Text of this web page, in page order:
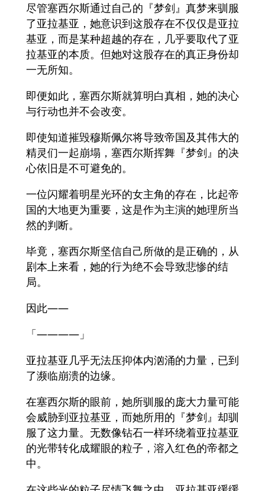
尽管塞西尔斯通过自己的『梦剑』真梦来驯服
了亚拉基亚，她意识到这股存在不仅仅是亚拉
基亚，而是某种超越的存在，几乎要取代了亚
拉基亚的本质。但她对这股存在的真正身份却
一无所知。
即便如此，塞西尔斯就算明白真相，她的决心
与行动也并不会改变。
即使知道摧毁穆斯佩尔将导致帝国及其伟大的
精灵们一起崩塌，塞西尔斯挥舞『梦剑』的决
心依旧是不可避免的。
一位闪耀着明星光环的女主角的存在，比起帝
国的大地更为重要，这是作为主演的她理所当
然的判断。
毕竟，塞西尔斯坚信自己所做的是正确的，从
剧本上来看，她的行为绝不会导致悲惨的结
局。
因此――
「――――」
亚拉基亚几乎无法压抑体内汹涌的力量，已到
了濒临崩溃的边缘。
在塞西尔斯的眼前，她所驯服的庞大力量可能
会威胁到亚拉基亚，而她所用的『梦剑』却驯
服了这力量。无数像钻石一样环绕着亚拉基亚
的光带转化成耀眼的粒子，溶入红色的帝都之
中。